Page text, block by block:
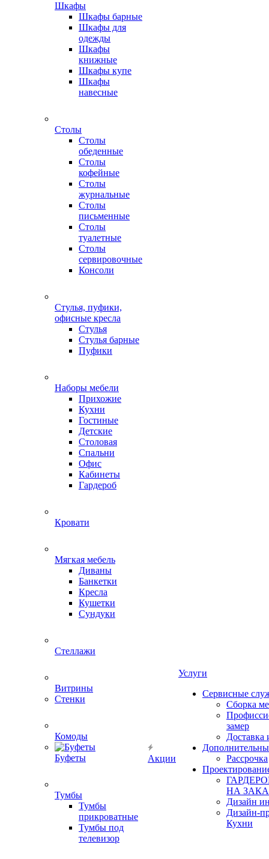
Шкафы
Шкафы барные
Шкафы для
одежды
Шкафы
книжные
Шкафы купе
Шкафы
навесные
Столы
Столы
обеденные
Столы
кофейные
Столы
журнальные
Столы
письменные
Столы
туалетные
Столы
сервировочные
Консоли
Стулья, пуфики,
офисные кресла
Стулья
Стулья барные
Пуфики
Наборы мебели
Прихожие
Кухни
Гостиные
Детские
Столовая
Спальни
Офис
Кабинеты
Гардероб
Кровати
Мягкая мебель
Диваны
Банкетки
Кресла
Кушетки
Сундуки
Стеллажи
Витрины
Стенки
Комоды
Буфеты
Тумбы
Тумбы
прикроватные
Тумбы под
телевизор
Акции
Услуги
Сервисные
Сборка
замер
Доставка
Рассрочка
НА
Дизайн
Дизайн-
Кухни